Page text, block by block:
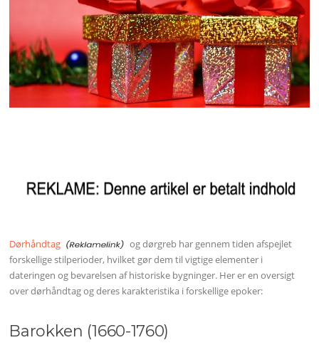
Dørhåndtag
og dørgreb har gennem tiden afspejlet
forskellige stilperioder, hvilket gør dem til vigtige elementer i
dateringen og bevarelsen af historiske bygninger. Her er en oversigt
over dørhåndtag og deres karakteristika i forskellige epoker:
Barokken (1660-1760)